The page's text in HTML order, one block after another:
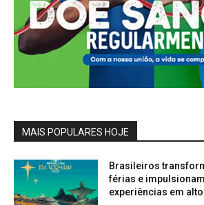
MAIS POPULARES HOJE
Brasileiros
férias e
experiências em